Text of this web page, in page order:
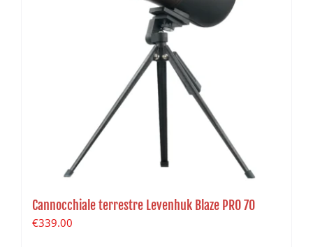
Cannocchiale terrestre Levenhuk Blaze PRO 70
€339.00